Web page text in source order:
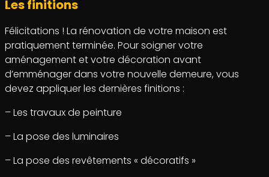
Les finitions
Félicitations ! La rénovation de votre maison est
pratiquement terminée. Pour soigner votre
aménagement et votre décoration avant
d’emménager dans votre nouvelle demeure, vous
devez appliquer les dernières finitions :
– Les travaux de peinture
– La pose des luminaires
– La pose des revêtements « décoratifs »